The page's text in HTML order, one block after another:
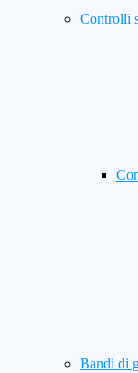
Controlli
Bandi di